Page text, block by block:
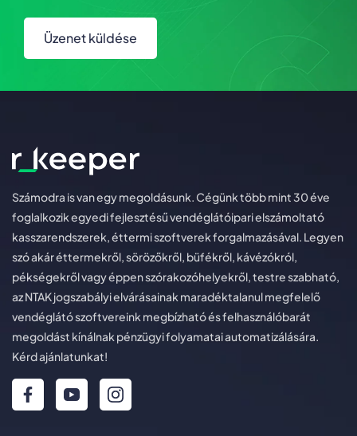
Üzenet küldése
Számodra is van egy megoldásunk. Cégünk több mint 30 éve
foglalkozik egyedi fejlesztésű vendéglátóipari elszámoltató
kasszarendszerek, éttermi szoftverek forgalmazásával. Legyen
szó akár éttermekről, sörözőkről, büfékről, kávézókról,
pékségekről vagy éppen szórakozóhelyekről, testre szabható,
az NTAK jogszabályi elvárásainak maradéktalanul megfelelő
vendéglátó szoftvereink megbízható és felhasználóbarát
megoldást kínálnak pénzügyi folyamatai automatizálására.
Kérd ajánlatunkat!